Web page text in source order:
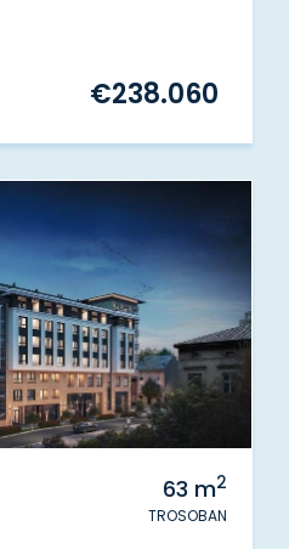
€238.060
63 m2
TROSOBAN